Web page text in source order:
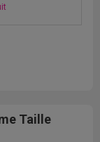
Taille